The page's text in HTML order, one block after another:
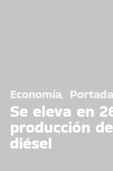
Economía Portada
Se eleva en
producción
diésel